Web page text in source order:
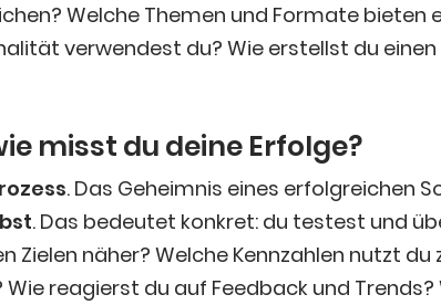
Wel­che The­men und For­ma­te bie­ten
ver­wen­dest du? Wie erstellst du
misst du dei­ne Erfolge?
. Das Geheim­nis eines erfolg­rei­chen
. Das bedeu­tet kon­kret: du tes­test und
näher? Wel­che Kenn­zah­len nutzt
reagierst du auf Feed­back und